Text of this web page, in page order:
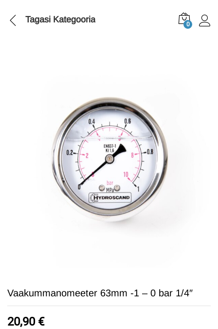
Tagasi Kategooria 0
Vaakummanomeeter 63mm -1 – 0 bar 1/4″
20,90 €